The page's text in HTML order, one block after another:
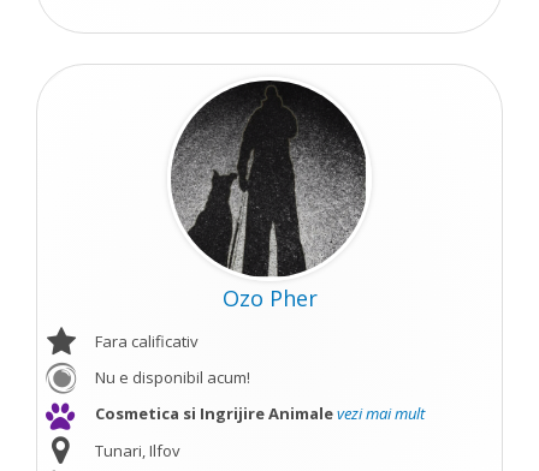
Ozo Pher
Fara calificativ
Nu e disponibil acum!
Cosmetica si Ingrijire Animalevezi mai mult
Tunari, Ilfov